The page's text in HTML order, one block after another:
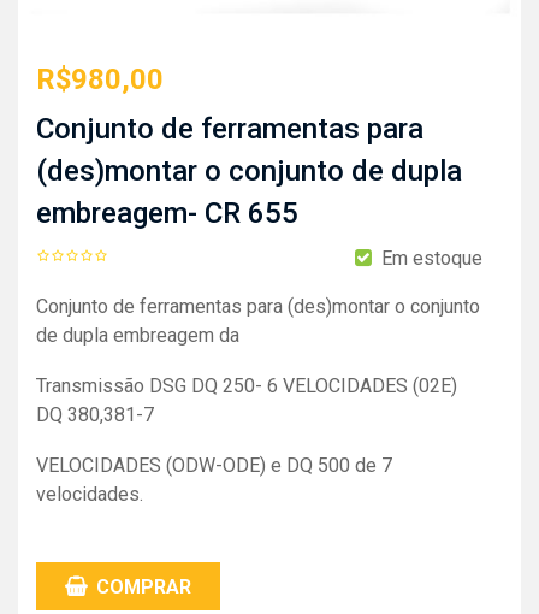
R$980,00
Conjunto de ferramentas para
(des)montar o conjunto de dupla
embreagem- CR 655
Em estoque
Conjunto de ferramentas para (des)montar o conjunto
de dupla embreagem da
Transmissão DSG DQ 250- 6 VELOCIDADES (02E)
DQ 380,381-7
VELOCIDADES (ODW-ODE) e DQ 500 de 7
velocidades.
COMPRAR